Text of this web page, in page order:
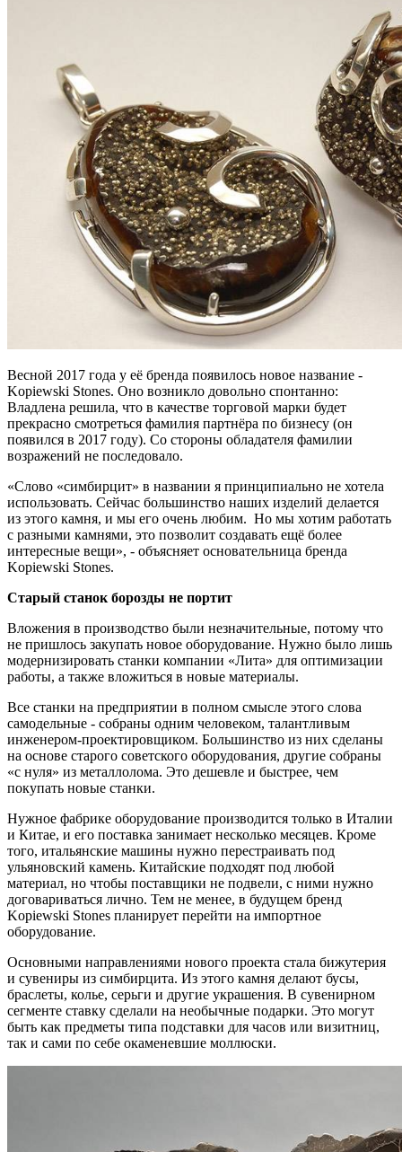
Весной 2017 года у её бренда появилось новое название -
Kopiewski Stones. Оно возникло довольно спонтанно:
Владлена решила, что в качестве торговой марки будет
прекрасно смотреться фамилия партнёра по бизнесу (он
появился в 2017 году). Со стороны обладателя фамилии
возражений не последовало.
«Слово «симбирцит» в названии я принципиально не хотела
использовать. Сейчас большинство наших изделий делается
из этого камня, и мы его очень любим. Но мы хотим работать
с разными камнями, это позволит создавать ещё более
интересные вещи», - объясняет основательница бренда
Kopiewski Stones.
Старый станок борозды не портит
Вложения в производство были незначительные, потому что
не пришлось закупать новое оборудование. Нужно было лишь
модернизировать станки компании «Лита» для оптимизации
работы, а также вложиться в новые материалы.
Все станки на предприятии в полном смысле этого слова
самодельные - собраны одним человеком, талантливым
инженером-проектировщиком. Большинство из них сделаны
на основе старого советского оборудования, другие собраны
«с нуля» из металлолома. Это дешевле и быстрее, чем
покупать новые станки.
Нужное фабрике оборудование производится только в Италии
и Китае, и его поставка занимает несколько месяцев. Кроме
того, итальянские машины нужно перестраивать под
ульяновский камень. Китайские подходят под любой
материал, но чтобы поставщики не подвели, с ними нужно
договариваться лично. Тем не менее, в будущем бренд
Kopiewski Stones планирует перейти на импортное
оборудование.
Основными направлениями нового проекта стала бижутерия
и сувениры из симбирцита. Из этого камня делают бусы,
браслеты, колье, серьги и другие украшения. В сувенирном
сегменте ставку сделали на необычные подарки. Это могут
быть как предметы типа подставки для часов или визитниц,
так и сами по себе окаменевшие моллюски.